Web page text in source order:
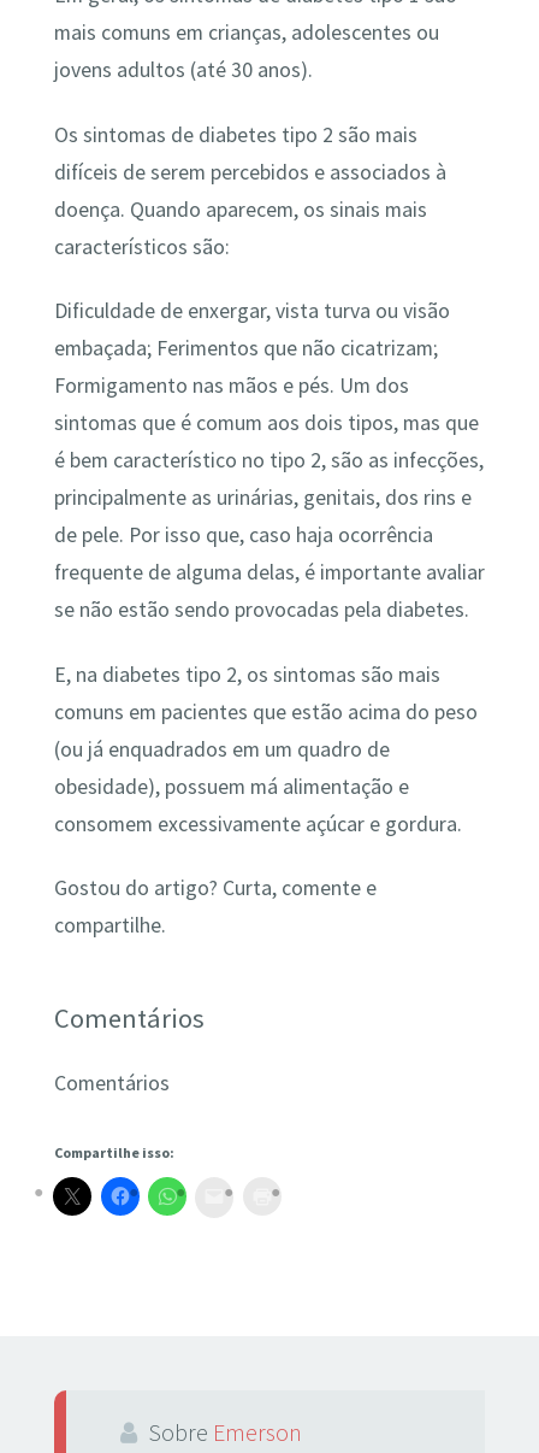
mais comuns em crianças, adolescentes ou
jovens adultos (até 30 anos).
Os sintomas de diabetes tipo 2 são mais
difíceis de serem percebidos e associados à
doença. Quando aparecem, os sinais mais
característicos são:
Dificuldade de enxergar, vista turva ou visão
embaçada; Ferimentos que não cicatrizam;
Formigamento nas mãos e pés. Um dos
sintomas que é comum aos dois tipos, mas que
é bem característico no tipo 2, são as infecções,
principalmente as urinárias, genitais, dos rins e
de pele. Por isso que, caso haja ocorrência
frequente de alguma delas, é importante avaliar
se não estão sendo provocadas pela diabetes.
E, na diabetes tipo 2, os sintomas são mais
comuns em pacientes que estão acima do peso
(ou já enquadrados em um quadro de
obesidade), possuem má alimentação e
consomem excessivamente açúcar e gordura.
Gostou do artigo? Curta, comente e
compartilhe.
Comentários
Comentários
Compartilhe isso:
Sobre Emerson